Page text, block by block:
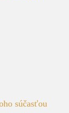
súčasťou